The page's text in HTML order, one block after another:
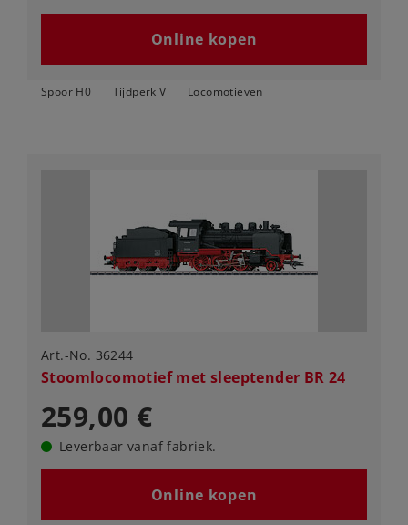
Online kopen
Spoor H0 Tijdperk V Locomotieven
Art.-No. 36244
Stoomlocomotief met sleeptender BR 24
259,00 €
Leverbaar vanaf fabriek.
Online kopen